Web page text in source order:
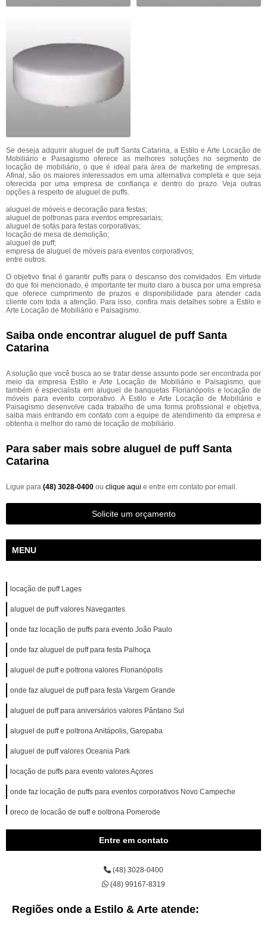
Se deseja adquirir aluguel de puff Santa Catarina, a Estilo e Arte Locação de
Mobiliário e Paisagismo oferece as melhores soluções no segmento de
locação de mobiliário, o que é ideal para área de marketing de empresas.
Afinal, são os maiores interessados em uma alternativa completa e que seja
oferecida por uma empresa de confiança e dentro do prazo. Veja outras
opções a respeito de aluguel de puffs.
aluguel de móveis e decoração para festas;
aluguel de poltronas para eventos empresariais;
aluguel de sofás para festas corporativas;
locação de mesa de demolição;
aluguel de puff;
empresa de aluguel de móveis para eventos corporativos;
entre outros.
O objetivo final é garantir puffs para o descanso dos convidados. Em virtude
do que foi mencionado, é importante ter muito claro a busca por uma empresa
que oferece cumprimento de prazos e disponibilidade para atender cada
cliente com toda a atenção. Para isso, confira mais detalhes sobre a Estilo e
Arte Locação de Mobiliário e Paisagismo.
Saiba onde encontrar aluguel de puff Santa
Catarina
A solução que você busca ao se tratar desse assunto pode ser encontrada por
meio da empresa Estilo e Arte Locação de Mobiliário e Paisagismo, que
também é especialista em aluguel de banquetas Florianópolis e locação de
móveis para evento corporativo. A Estilo e Arte Locação de Mobiliário e
Paisagismo desenvolve cada trabalho de uma forma profissional e objetiva,
saiba mais entrando em contato com a equipe de atendimento da empresa e
obtenha o melhor do ramo de locação de mobiliário.
Para saber mais sobre aluguel de puff Santa
Catarina
Ligue para (48) 3028-0400 ou clique aqui e entre em contato por email.
Solicite um orçamento
MENU
locação de puff Lages
aluguel de puff valores Navegantes
onde faz locação de puffs para evento João Paulo
onde faz aluguel de puff para festa Palhoça
aluguel de puff e poltrona valores Florianópolis
onde faz aluguel de puff para festa Vargem Grande
aluguel de puff para aniversários valores Pântano Sul
aluguel de puff e poltrona Anitápolis, Garopaba
aluguel de puff valores Oceania Park
locação de puffs para evento valores Açores
onde faz locação de puffs para eventos corporativos Novo Campeche
preço de locação de puff e poltrona Pomerode
locação de puff Campeche Norte
onde faz aluguel de puff e poltrona Carianos
preço de aluguel de puff Armação
Entre em contato
(48) 3028-0400
(48) 99167-8319
Regiões onde a Estilo & Arte atende: